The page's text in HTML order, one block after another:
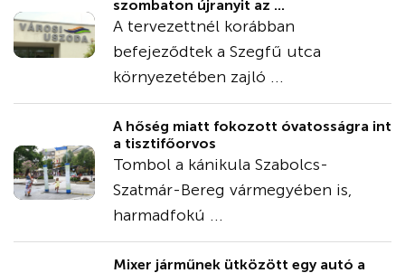
szombaton újranyit az ...
A tervezettnél korábban
befejeződtek a Szegfű utca
környezetében zajló ...
A hőség miatt fokozott óvatosságra int
a tisztifőorvos
Tombol a kánikula Szabolcs-
Szatmár-Bereg vármegyében is,
harmadfokú ...
Mixer járműnek ütközött egy autó a